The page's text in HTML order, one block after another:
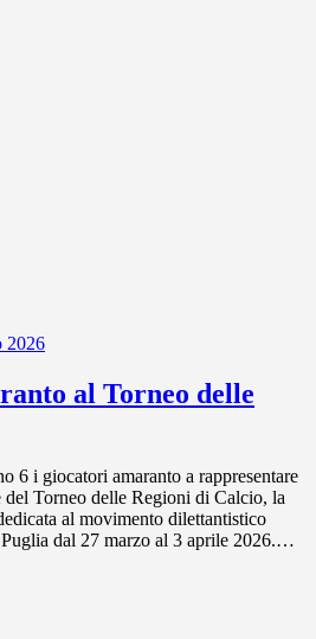
2026
al Torneo delle
6 i giocatori amaranto a rappresentare
del Torneo delle Regioni di Calcio, la
al movimento dilettantistico
dal 27 marzo al 3 aprile 2026.…